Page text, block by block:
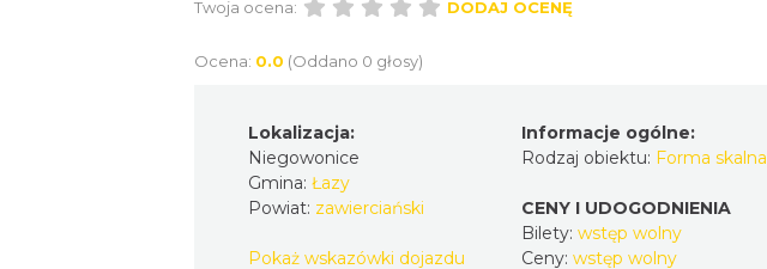
Twoja ocena: DODAJ OCENĘ
Ocena: 0.0 (Oddano 0 głosy)
Lokalizacja:
Niegowonice
Gmina: Łazy
Powiat: zawierciański
Pokaż wskazówki dojazdu
Informacje ogólne:
Rodzaj obiektu: Forma skalna
CENY I UDOGODNIENIA
Bilety: wstęp wolny
Ceny: wstęp wolny